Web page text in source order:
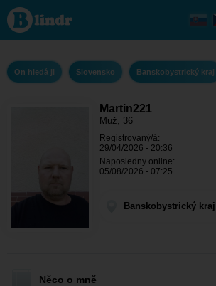
Martin221 - On
hledá ji
Banskobystrický
kraj - Mokrá
On hledá ji Slovensko Banskobystrický kraj
Martin221
Muž, 36
Registrovaný/á:
29/04/2026 - 20:36
Naposledny online:
05/08/2026 - 07:25
Banskobystrický
Něco o mně